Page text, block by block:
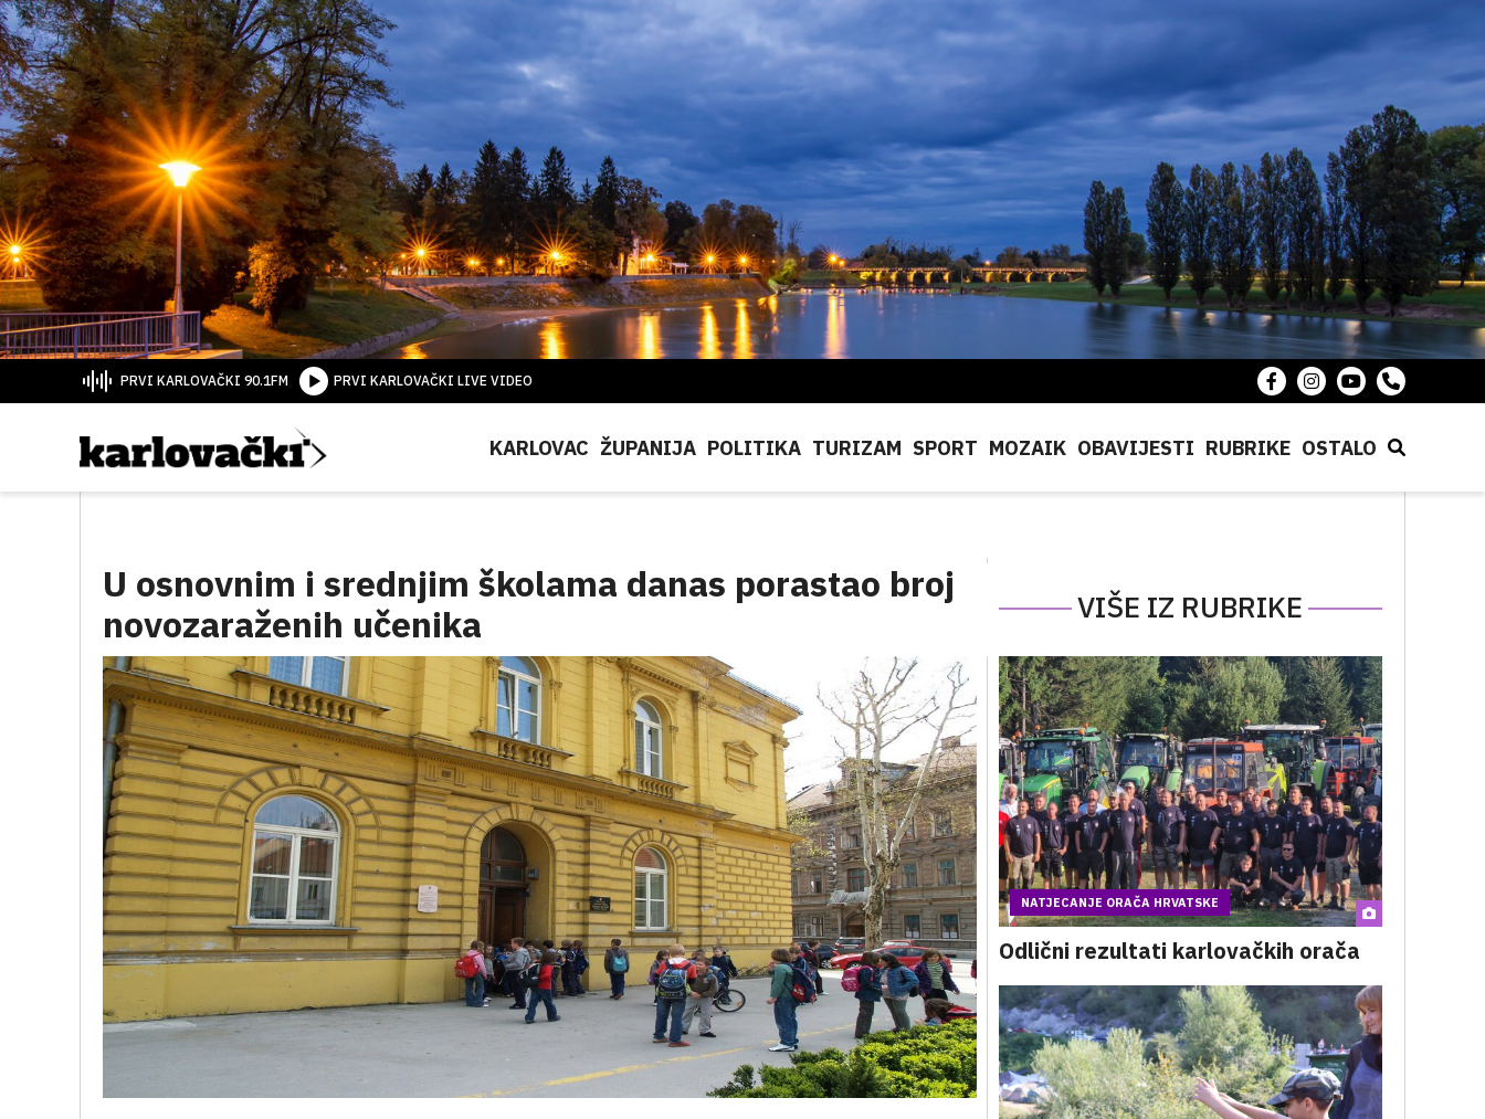
PRVI KARLOVAČKI 90.1FM PRVI KARLOVAČKI LIVE VIDEO
KARLOVAC ŽUPANIJA POLITIKA TURIZAM SPORT MOZAIK OBAVIJESTI RUBRIKE OSTALO
U osnovnim i srednjim školama danas porastao broj
novozaraženih učenika
VIŠE IZ RUBRIKE
NATJECANJE ORAČA HRVATSKE
Odlični rezultati karlovačkih orača